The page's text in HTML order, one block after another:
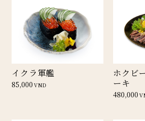
イクラ軍艦
85,000VND
ホクビ
ーキ
480,000